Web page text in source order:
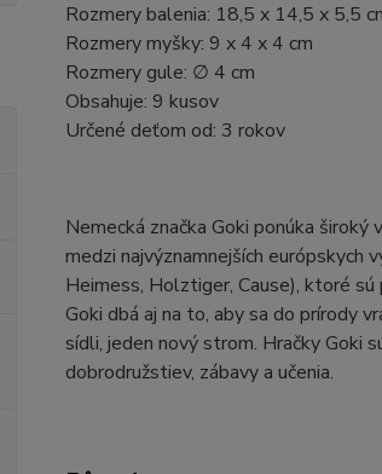
Rozmery balenia: 18,5 x 14,5 x 5,5
Rozmery myšky: 9 x 4 x 4 cm
Rozmery gule: ∅ 4 cm
Obsahuje: 9 kusov
Určené deťom od: 3 rokov
Nemecká značka Goki ponúka
medzi najvýznamnejších európskych
Heimess, Holztiger, Cause), ktoré
Goki dbá aj na to, aby sa do prírody
sídli, jeden nový strom. Hračky Goki
dobrodružstiev, zábavy a učenia.